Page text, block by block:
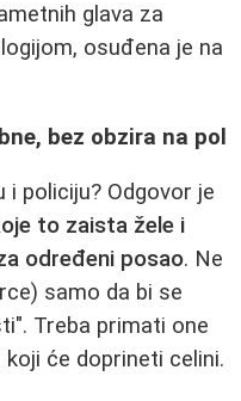
glava za
osuđena je na
bez obzira na pol
i policiju? Odgovor je
to zaista žele i
određeni posao. Ne
samo da bi se
Treba primati one
će doprineti celini.